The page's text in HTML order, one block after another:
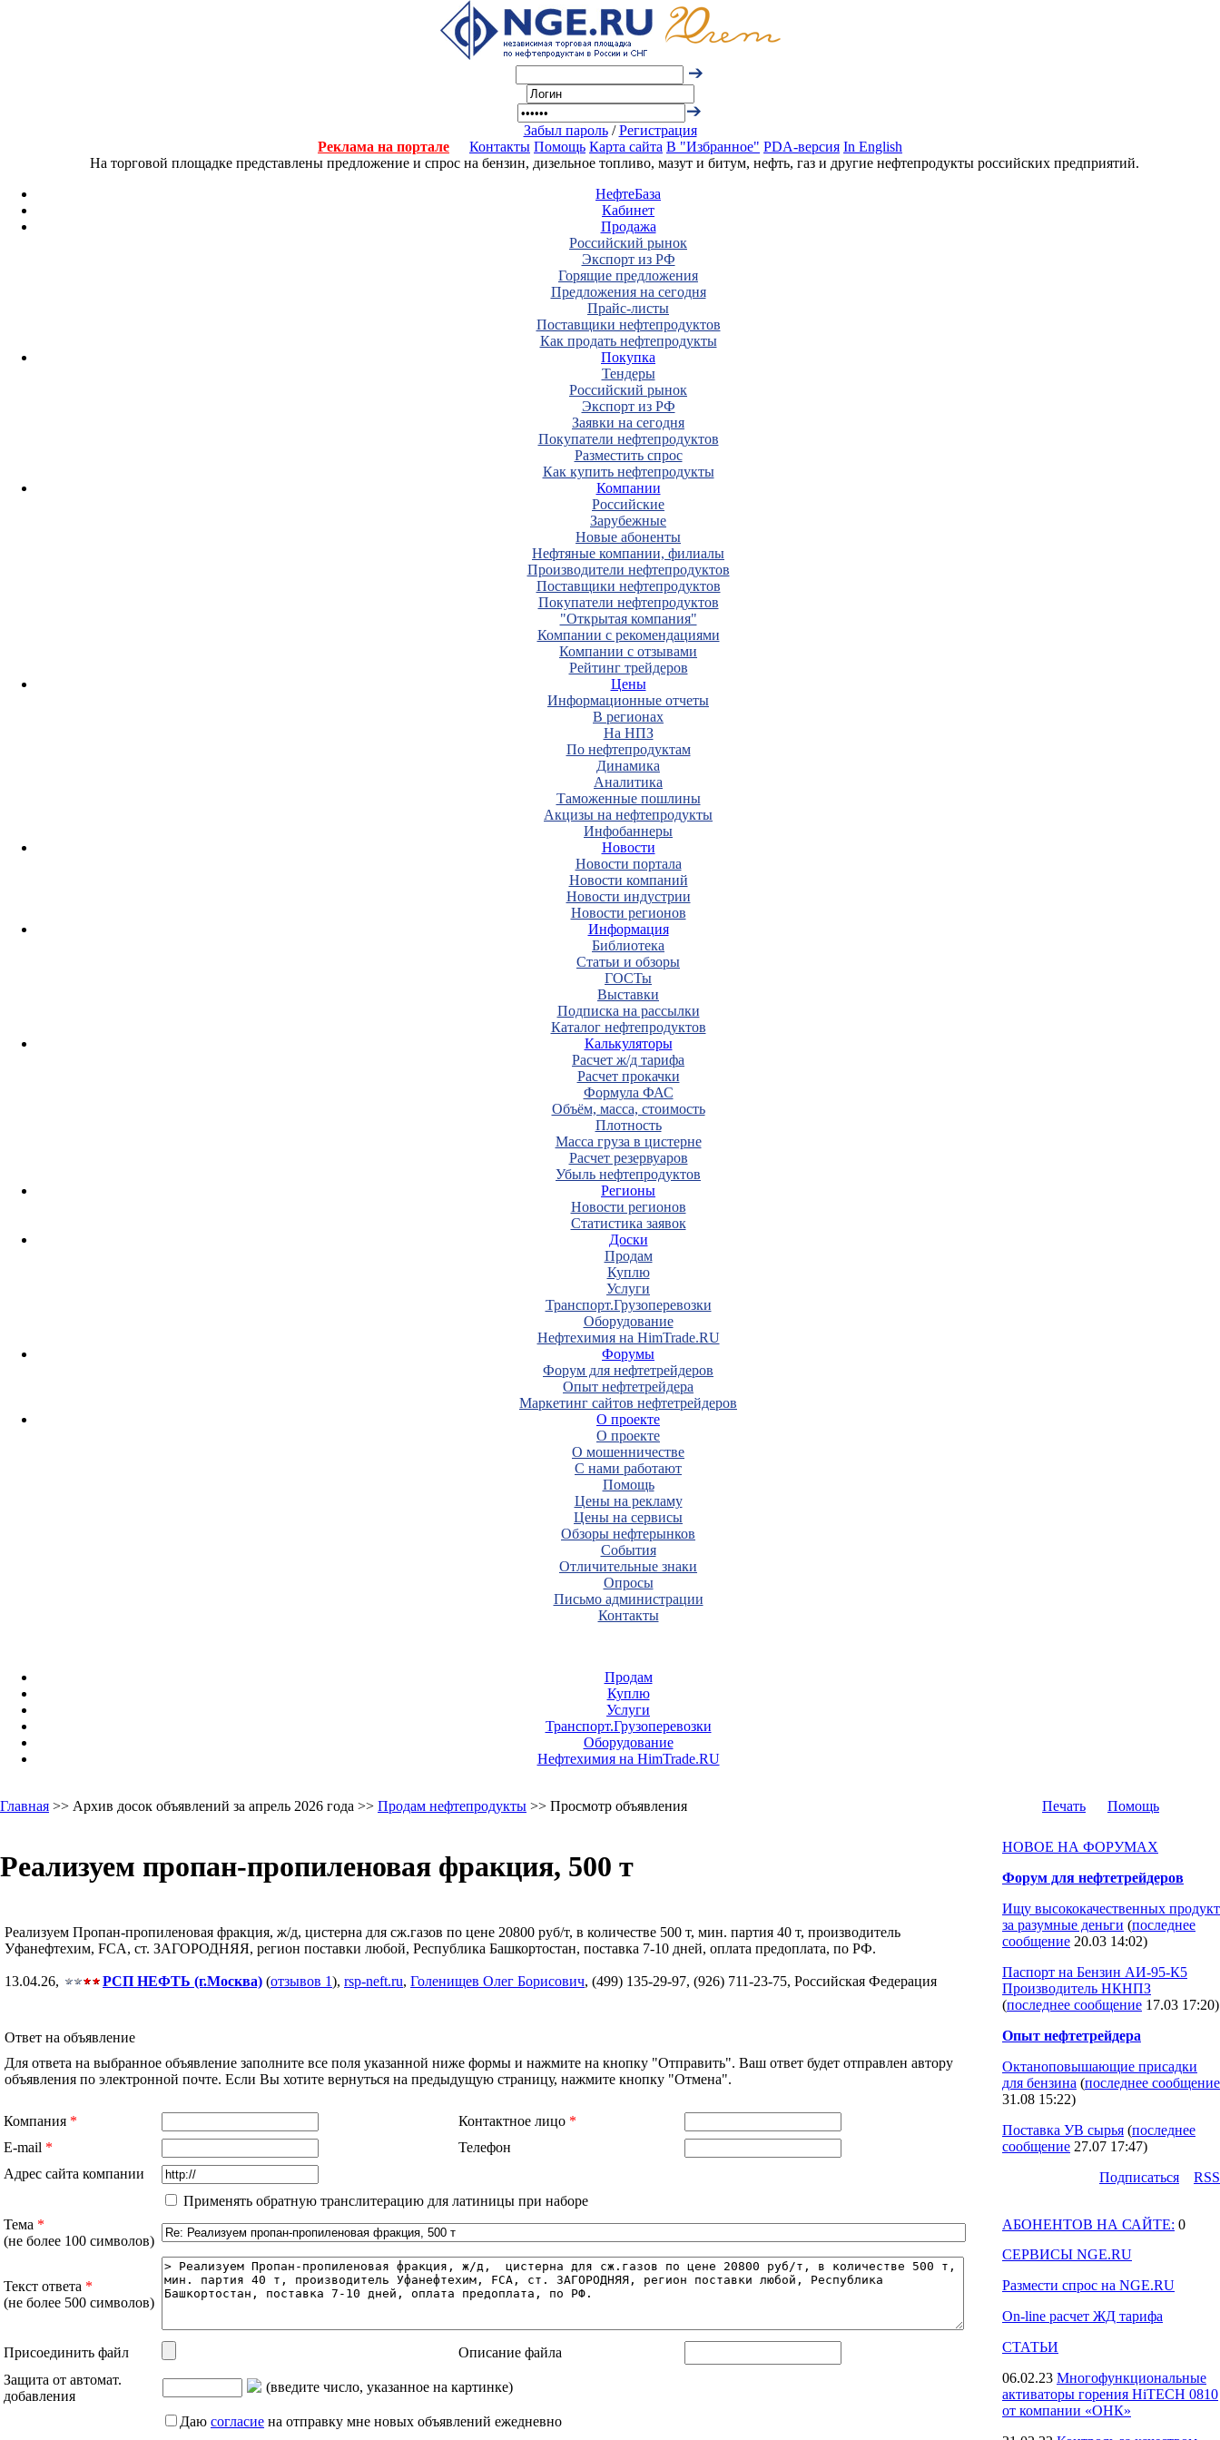
Забыл пароль/Регистрация
Реклама на портале
Контакты Помощь Карта сайта В "Избранное" PDA-версия In English
На торговой площадке представлены предложение и спрос на бензин, дизельное топливо, мазут и битум, нефть, газ и другие нефтепродукты российских предприятий.
НефтеБаза
Кабинет
Продажа
Российский рынок
Экспорт из РФ
Горящие предложения
Предложения на сегодня
Прайс-листы
Поставщики нефтепродуктов
Как продать нефтепродукты
Покупка
Тендеры
Российский рынок
Экспорт из РФ
Заявки на сегодня
Покупатели нефтепродуктов
Разместить спрос
Как купить нефтепродукты
Компании
Российские
Зарубежные
Новые абоненты
Нефтяные компании, филиалы
Производители нефтепродуктов
Поставщики нефтепродуктов
Покупатели нефтепродуктов
"Открытая компания"
Компании с рекомендациями
Компании с отзывами
Рейтинг трейдеров
Цены
Информационные отчеты
В регионах
На НПЗ
По нефтепродуктам
Динамика
Аналитика
Таможенные пошлины
Акцизы на нефтепродукты
Инфобаннеры
Новости
Новости портала
Новости компаний
Новости индустрии
Новости регионов
Информация
Библиотека
Статьи и обзоры
ГОСТы
Выставки
Подписка на рассылки
Каталог нефтепродуктов
Калькуляторы
Расчет ж/д тарифа
Расчет прокачки
Формула ФАС
Объём, масса, стоимость
Плотность
Масса груза в цистерне
Расчет резервуаров
Убыль нефтепродуктов
Регионы
Новости регионов
Статистика заявок
Доски
Продам
Куплю
Услуги
Транспорт.Грузоперевозки
Оборудование
Нефтехимия на HimTrade.RU
Форумы
Форум для нефтетрейдеров
Опыт нефтетрейдера
Маркетинг сайтов нефтетрейдеров
О проекте
О проекте
О мошенничестве
С нами работают
Помощь
Цены на рекламу
Цены на сервисы
Обзоры нефтерынков
События
Отличительные знаки
Опросы
Письмо администрации
Контакты
Продам
Куплю
Услуги
Транспорт.Грузоперевозки
Оборудование
Нефтехимия на HimTrade.RU
Главная >> Архив досок объявлений за апрель 2026 года >> Продам нефтепродукты >> Просмотр объявления Печать Помощь
Реализуем пропан-пропиленовая фракция, 500 т
Реализуем Пропан-пропиленовая фракция, ж/д, цистерна для сж.газов по цене 20800 руб/т, в количестве 500 т, мин. партия 40 т, производитель
Уфанефтехим, FCA, ст. ЗАГОРОДНЯЯ, регион поставки любой, Республика Башкортостан, поставка 7-10 дней, оплата предоплата, по РФ.
13.04.26, РСП НЕФТЬ (г.Москва) (отзывов 1), rsp-neft.ru, Голенищев Олег Борисович, (499) 135-29-97, (926) 711-23-75, Российская Федерация
Ответ на объявление
Для ответа на выбранное объявление заполните все поля указанной ниже формы и нажмите на кнопку "Отправить". Ваш ответ будет отправлен автору
объявления по электронной почте. Если Вы хотите вернуться на предыдущую страницу, нажмите кнопку "Отмена".
Компания * Контактное лицо *
E-mail *
Телефон
Адрес сайта компании
Применять обратную транслитерацию для латиницы при наборе
Тема *
(не более 100 символов)
Текст ответа *
(не более 500 символов)
Присоединить файл
Описание файла
Защита от автомат.
добавления
(введите число, указанное на картинке)
Даю согласие на отправку мне новых объявлений ежедневно
НОВОЕ НА ФОРУМАХ
Форум для нефтетрейдеров
Ищу высококачественных продукт
за разумные деньги (последнее
сообщение 20.03 14:02)
Паспорт на Бензин АИ-95-К5
Производитель НКНПЗ
(последнее сообщение 17.03 17:20)
Опыт нефтетрейдера
Октаноповышающие присадки
для бензина (последнее сообщение
31.08 15:22)
Поставка УВ сырья (последнее
сообщение 27.07 17:47)
Подпиcаться
RSS
АБОНЕНТОВ НА САЙТЕ: 0
СЕРВИСЫ NGE.RU
Размести спрос на NGE.RU
On-line расчет ЖД тарифа
СТАТЬИ
06.02.23 Многофункциональные
активаторы горения HiTECH 0810
от компании «ОНК»